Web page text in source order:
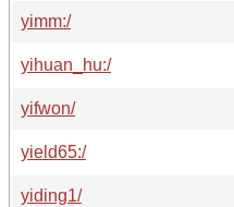
yimm:/
yihuan_hu:/
yifwon/
yield65:/
yiding1/